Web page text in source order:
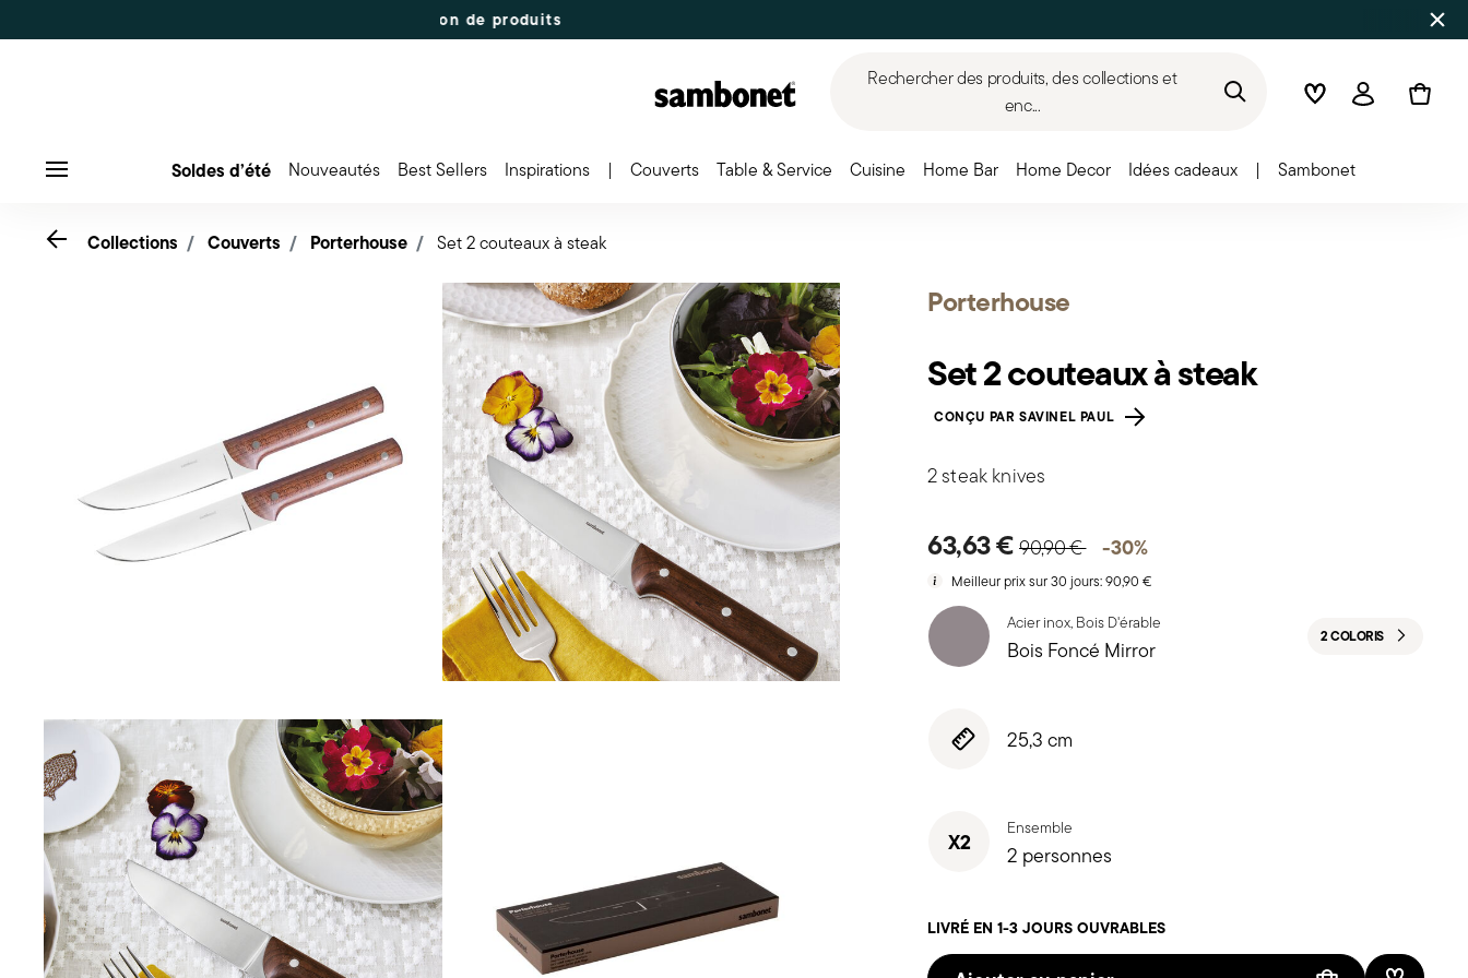
Jusqu'à 50% de réduction sur une sélection de produits
Rechercher des produits, des collections et
enc...
WishlistConnexion
Soldes d’été Nouveautés Best Sellers Inspirations | Couverts Table & Service Cuisine Home Bar Home Decor Idées cadeaux | Sambonet
Porterhouse
Set 2 couteaux à steak
CONÇU PAR SAVINEL PAUL
2 steak knives
63,63 €Price reduced from
90,90 € -30%
Meilleur prix sur 30 jours:90,90 €
Acier inox, Bois D'érable
Bois Foncé Mirror 2 COLORIS
25,3 cm
X2 Ensemble
2 personnes
LIVRÉ EN 1-3 JOURS OUVRABLES
Go back
Collections Couverts Porterhouse Set 2 couteaux à steak